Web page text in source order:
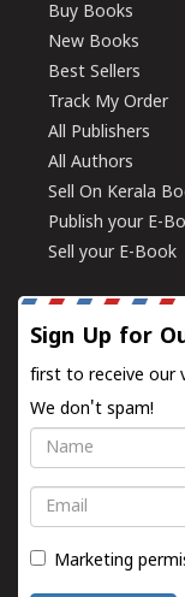
Buy Books
New Books
Best Sellers
Track My Order
All Publishers
All Authors
Sell On Kerala
Publish your E-
Sell your E-Book
Sign Up for
first to receive our
We don't spam!
Name
Email
Marketing